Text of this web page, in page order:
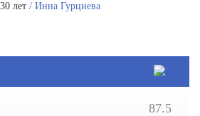
лет / Инна Гурциева
87.5